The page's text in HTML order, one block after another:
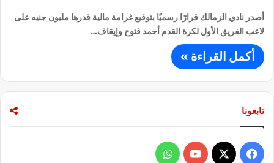
أصدر نادي الزمالك قرارًا رسميًا بتوقيع غرامة مالية قدرها مليون جنيه على
لاعب الفريق الأول لكرة القدم أحمد فتوح وإيقاف…
أكمل القراءة »
تابعونا